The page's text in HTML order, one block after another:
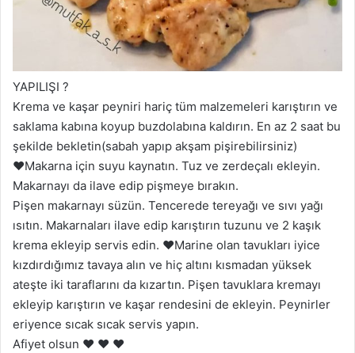
YAPILIŞI ?
Krema ve kaşar peyniri hariç tüm malzemeleri karıştırın ve
saklama kabına koyup buzdolabına kaldırın. En az 2 saat bu
şekilde bekletin(sabah yapıp akşam pişirebilirsiniz)
❤️Makarna için suyu kaynatın. Tuz ve zerdeçalı ekleyin.
Makarnayı da ilave edip pişmeye bırakın.
Pişen makarnayı süzün. Tencerede tereyağı ve sıvı yağı
ısıtın. Makarnaları ilave edip karıştırın tuzunu ve 2 kaşık
krema ekleyip servis edin. ❤️Marine olan tavukları iyice
kızdırdığımız tavaya alın ve hiç altını kısmadan yüksek
ateşte iki taraflarını da kızartın. Pişen tavuklara kremayı
ekleyip karıştırın ve kaşar rendesini de ekleyin. Peynirler
eriyence sıcak sıcak servis yapın.
Afiyet olsun ❤️ ❤️ ❤️